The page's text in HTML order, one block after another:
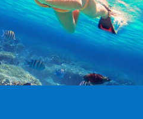
单人
(RM)
双人
(RM)
三人
(RM)
四人
(RM)